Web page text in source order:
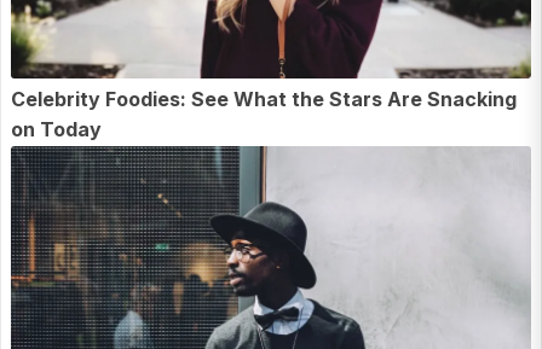
Celebrity Foodies: See What the Stars Are Snacking
on Today